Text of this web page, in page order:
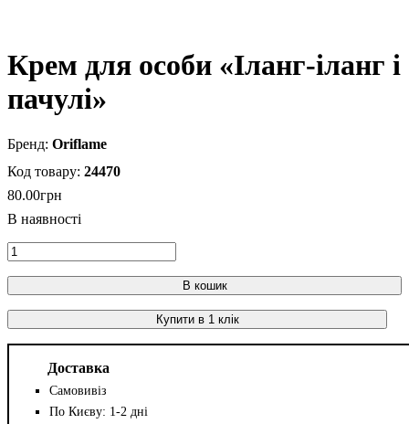
Крем для особи «Іланг-іланг і
пачулі»
Oriflame
24470
80.00грн
В кошик
Купити в 1 клік
Доставка
Самовивіз
По Києву: 1-2 дні